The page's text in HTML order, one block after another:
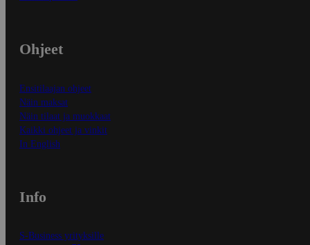
Ohjeet
Ensitilaajan ohjeet
Näin maksat
Näin tilaat ja muokkaat
Kaikki ohjeet ja vinkit
In English
Info
S-Business yrityksille